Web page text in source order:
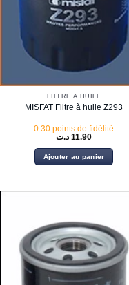
FILTRE À HUILE
MISFAT Filtre à huile Z293
0.30 points de fidélité
11.90 د.ت
Ajouter au panier